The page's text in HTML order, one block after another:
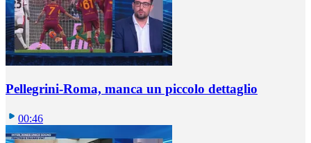
Pellegrini-Roma, manca un piccolo dettaglio
00:46